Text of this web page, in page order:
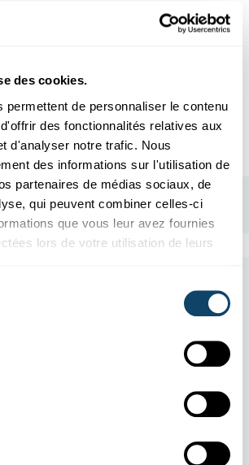
des cookies.
permettent de personnaliser le contenu
des fonctionnalités relatives aux
d'analyser notre trafic. Nous
des informations sur l'utilisation de
partenaires de médias sociaux, de
qui peuvent combiner celles-ci
que vous leur avez fournies
lors de votre utilisation de leurs
events